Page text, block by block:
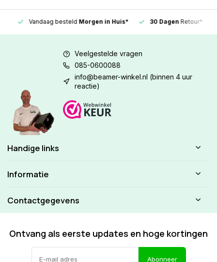
Vandaag besteldMorgen in Huis* 30 DagenRetour*
Veelgestelde vragen
085-0600088
info@beamer-winkel.nl (binnen 4 uur
reactie)
Handige links
Informatie
Contactgegevens
Ontvang als eerste updates en hoge kortingen
Abonneer